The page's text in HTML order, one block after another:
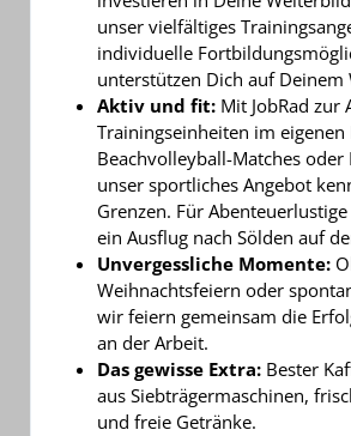
unser vielfältiges
individuelle
unterstützen Dich auf Deinem
Aktiv und fit: Mit JobRad zur
Trainingseinheiten im eigenen
Beachvolleyball-Matches oder
unser sportliches Angebot
Grenzen. Für
ein Ausflug nach Sölden auf
Unvergessliche Momente:
Weihnachtsfeiern oder
wir feiern gemeinsam die
an der Arbeit.
Das gewisse Extra: Bester
aus Siebträgermaschinen,
und freie Getränke.